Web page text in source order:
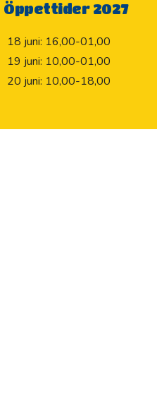
Öppettider 2027
18 juni: 16,00-01,00
19 juni: 10,00-01,00
20 juni: 10,00-18,00